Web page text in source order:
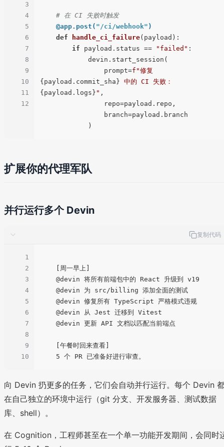
3
4
5
6
7
8
9
10
11
12
# 在 CI 失败时触发
    @app.post(
"/ci/webhook" )
def
handle_ci_failure( payload ):
if payload.status == "failed" :
                prompt=
{payload.commit_sha} 中的 CI 失败：
{payload.logs} " ,
扩展你的代理军队
并行运行多个 Devin
复制代码
1
2
3
4
5
6
7
8
9
10
向 Devin 扔更多的任务，它们会自动并行运行。每个 Devin
在自己独立的环境中运行（git 分支、开发服务器、测试数据
库、shell）。
在 Cognition，工程师甚至在一个单一功能开发期间，会同时